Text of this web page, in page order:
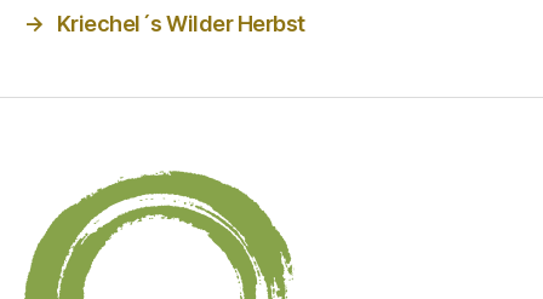
→
Kriechel´s Wilder Herbst